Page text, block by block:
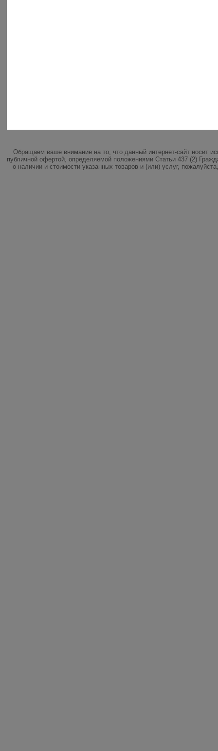
Обращаем ваше внимание на то, что данный интернет-сайт носит
публичной офертой, определяемой положениями Статьи 437 (2)
о наличии и стоимости указанных товаров и (или) услуг,